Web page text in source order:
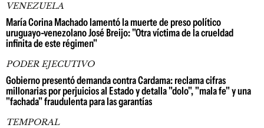
VENEZUELA
María Corina Machado lamentó la muerte de preso político
uruguayo-venezolano José Breijo: "Otra víctima de la crueldad
infinita de este régimen"
PODER EJECUTIVO
Gobierno presentó demanda contra Cardama: reclama cifras
millonarias por perjuicios al Estado y detalla "dolo", "mala fe" y una
"fachada" fraudulenta para las garantías
TEMPORAL